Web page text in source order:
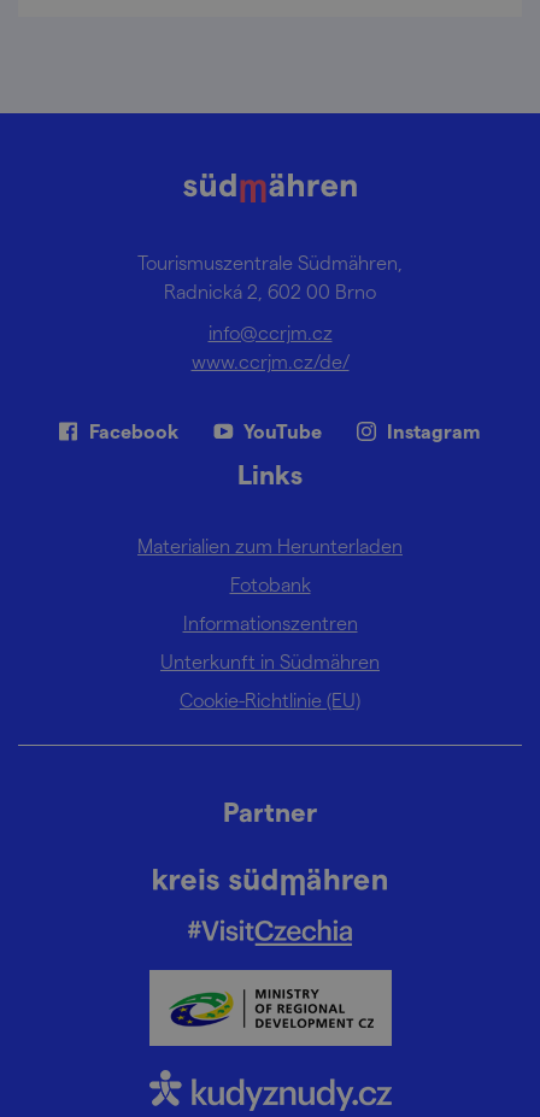
Tourismuszentrale Südmähren,
Radnická 2, 602 00 Brno
info@ccrjm.cz
www.ccrjm.cz/de/
Facebook YouTube Instagram
Links
Materialien zum Herunterladen
Fotobank
Informationszentren
Unterkunft in Südmähren
Cookie-Richtlinie (EU)
Partner